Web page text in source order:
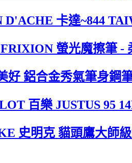
D'ACHE 卡達~844
螢光魔擦筆 -
好 鋁合金秀氣筆身鋼
百樂 JUSTUS 95
史明克 貓頭鷹大師